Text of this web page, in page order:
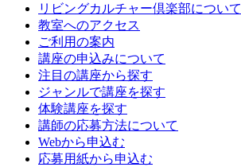
リビングカルチャー倶楽部について
教室へのアクセス
ご利用の案内
講座の申込みについて
注目の講座から探す
ジャンルで講座を探す
体験講座を探す
講師の応募方法について
Webから申込む
応募用紙から申込む